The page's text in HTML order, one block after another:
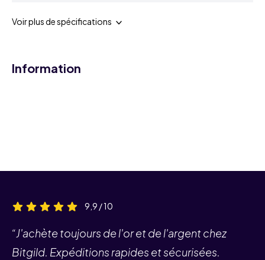
Voir plus de spécifications
Information
9,9 / 10
“J'achète toujours de l'or et de l'argent chez
Bitgild. Expéditions rapides et sécurisées.